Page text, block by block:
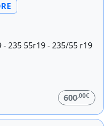
- 235 55r19 - 235/55 r19
600,00€